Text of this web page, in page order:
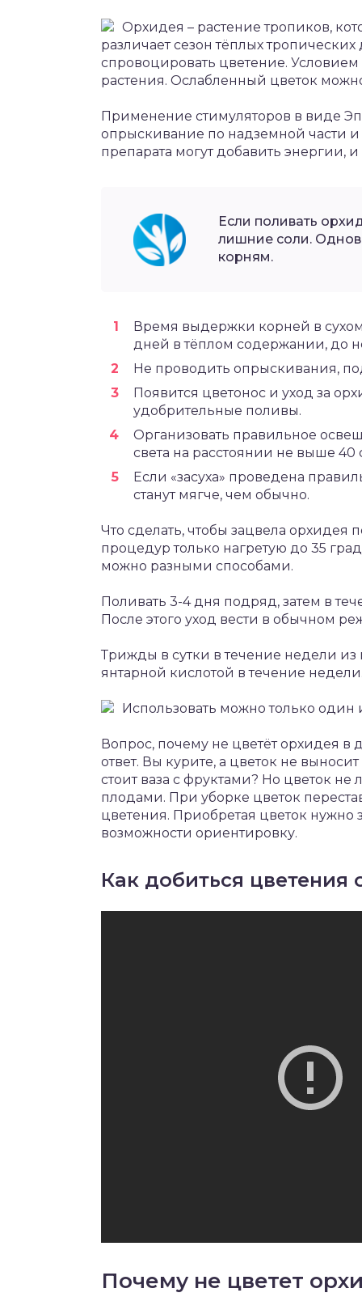
Орхидея – растение тропиков,
различает сезон тёплых
спровоцировать цветение.
растения. Ослабленный цветок
Применение стимуляторов в виде
опрыскивание по надземной части
препарата могут добавить энергии,
Если поливать
лишние соли.
корням.
Время выдержки корней в
дней в тёплом содержании, до
Не проводить опрыскивания,
Появится цветонос и уход за
удобрительные поливы.
Организовать правильное
света на расстоянии не выше 40
Если «засуха» проведена
станут мягче, чем обычно.
Что сделать, чтобы зацвела
процедур только нагретую до 35
можно разными способами.
Поливать 3-4 дня подряд, затем в
После этого уход вести в обычном
Трижды в сутки в течение недели
янтарной кислотой в течение
Использовать можно только один
Вопрос, почему не цветёт орхидея
ответ. Вы курите, а цветок не
стоит ваза с фруктами? Но цветок
плодами. При уборке цветок
цветения. Приобретая цветок нужно
возможности ориентировку.
Как добиться
Почему не цветет